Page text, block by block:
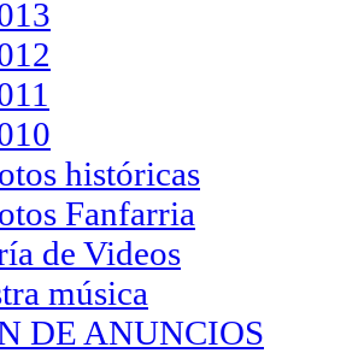
históricas
Fanfarria
de Videos
música
DE ANUNCIOS